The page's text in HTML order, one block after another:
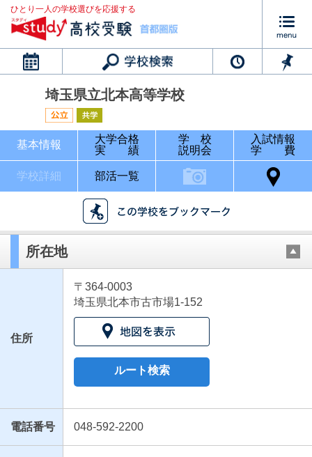
ひとり一人の学校選びを応援する
カレンダー
埼玉県立北本高等学校
基本情報
大学合格
実 績
学 校
説明会
入試情報
学 費
学校詳細 部活一覧
所在地
住所
〒364-0003
埼玉県北本市古市場1-152
ルート検索
電話番号 048-592-2200